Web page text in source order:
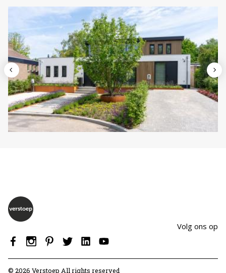
Volg ons op
© 2026 Verstoep All rights reserved